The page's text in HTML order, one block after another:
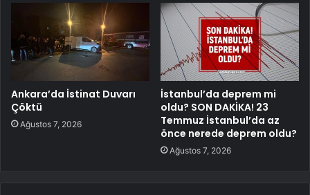
Ankara’da İstinat Duvarı
Çöktü
Ağustos 7, 2026
İstanbul’da deprem mi
oldu? SON DAKİKA! 23
Temmuz İstanbul’da az
önce nerede deprem oldu?
Ağustos 7, 2026